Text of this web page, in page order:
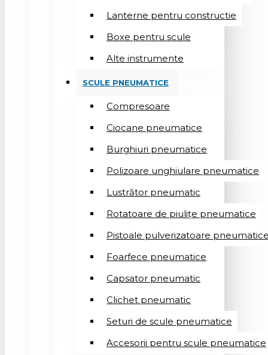
Lanterne pentru constructie
Boxe pentru scule
Alte instrumente
SCULE PNEUMATICE
Compresoare
Ciocane pneumatice
Burghiuri pneumatice
Polizoare unghiulare pneumatice
Lustrător pneumatic
Rotatoare de piulițe pneumatice
Pistoale pulverizatoare
Foarfece pneumatice
Capsator pneumatic
Clichet pneumatic
Seturi de scule pneumatice
Accesorii pentru scule pneumatice